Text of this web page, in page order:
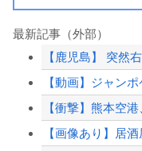
最新記事（外部）